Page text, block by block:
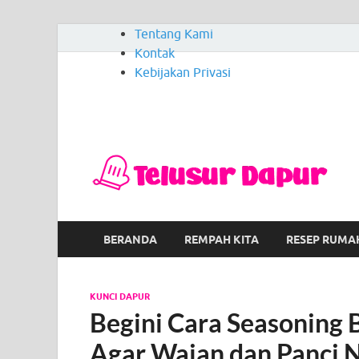
Tentang Kami
Kontak
Kebijakan Privasi
BERANDA REMPAH KITA RESEP
KUNCI DAPUR
Begini Cara